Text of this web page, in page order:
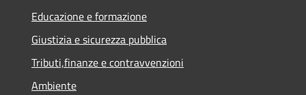
Educazione e formazione
Giustizia e sicurezza pubblica
Tributi,finanze e contravvenzioni
Ambiente